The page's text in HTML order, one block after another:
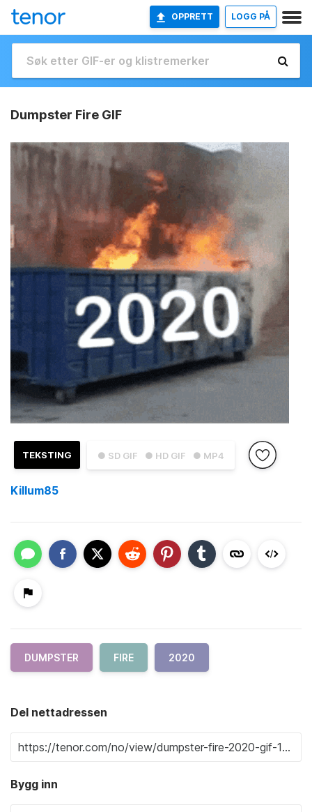
OPPRETT LOGG PÅ
Dumpster Fire GIF
● SD GIF ● HD GIF ● MP4
TEKSTING
Killum85
DUMPSTER FIRE 2020
Del nettadressen
Bygg inn